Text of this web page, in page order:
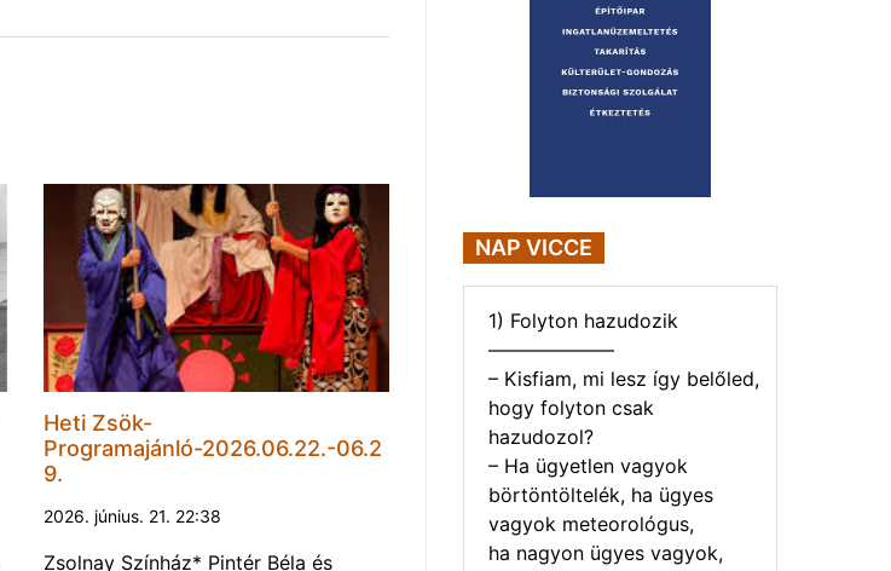
Heti Zsök-
Programajánló-2026.06.22.-06.2
9.
2026. június. 21. 22:38
Zsolnay Színház* Pintér Béla és
NAP VICCE
1) Folyton hazudozik
——————–
– Kisfiam, mi lesz így belőled,
hogy folyton csak
hazudozol?
– Ha ügyetlen vagyok
börtöntöltelék, ha ügyes
vagyok meteorológus,
ha nagyon ügyes vagyok,